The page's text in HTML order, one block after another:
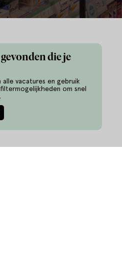
die je
vacatures en gebruik
om snel